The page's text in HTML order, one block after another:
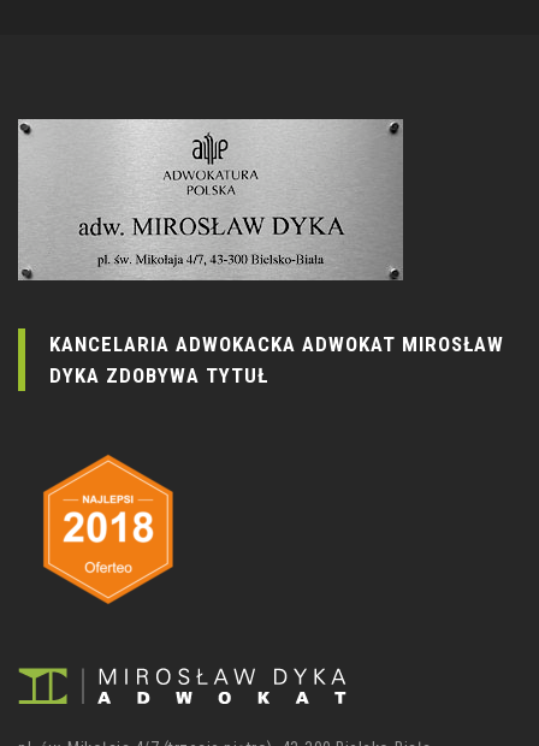
KANCELARIA ADWOKACKA ADWOKAT MIROSŁAW
DYKA ZDOBYWA TYTUŁ